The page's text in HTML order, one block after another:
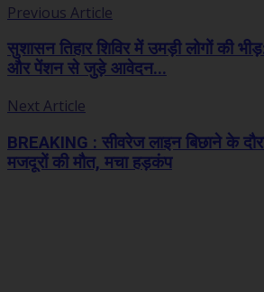
Previous Article
सुशासन तिहार शिविर में उमड़ी लोगों की
और पेंशन से जुड़े आवेदन...
Next Article
BREAKING : सीवरेज लाइन बिछाने के
मजदूरों की मौत, मचा हड़कंप